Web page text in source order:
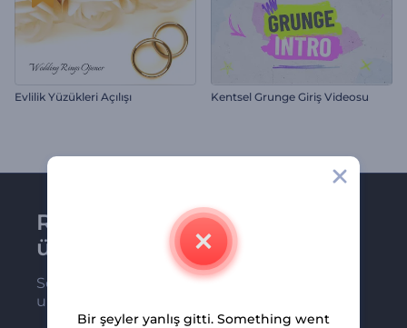
Evlilik Yüzükleri Açılışı Kentsel Grunge Giriş Videosu
Renderforest bültenine
üye olun
Son haber ve tekliflerimiz ilk olarak size
ulaşsın
Bir şeyler yanlış gitti. Something went